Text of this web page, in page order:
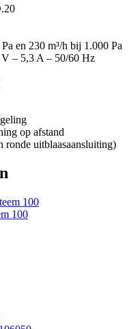
en 230 m³/h bij 1.000 Pa
– 5,3 A – 50/60 Hz
op afstand
ronde uitblaasaansluiting)
100